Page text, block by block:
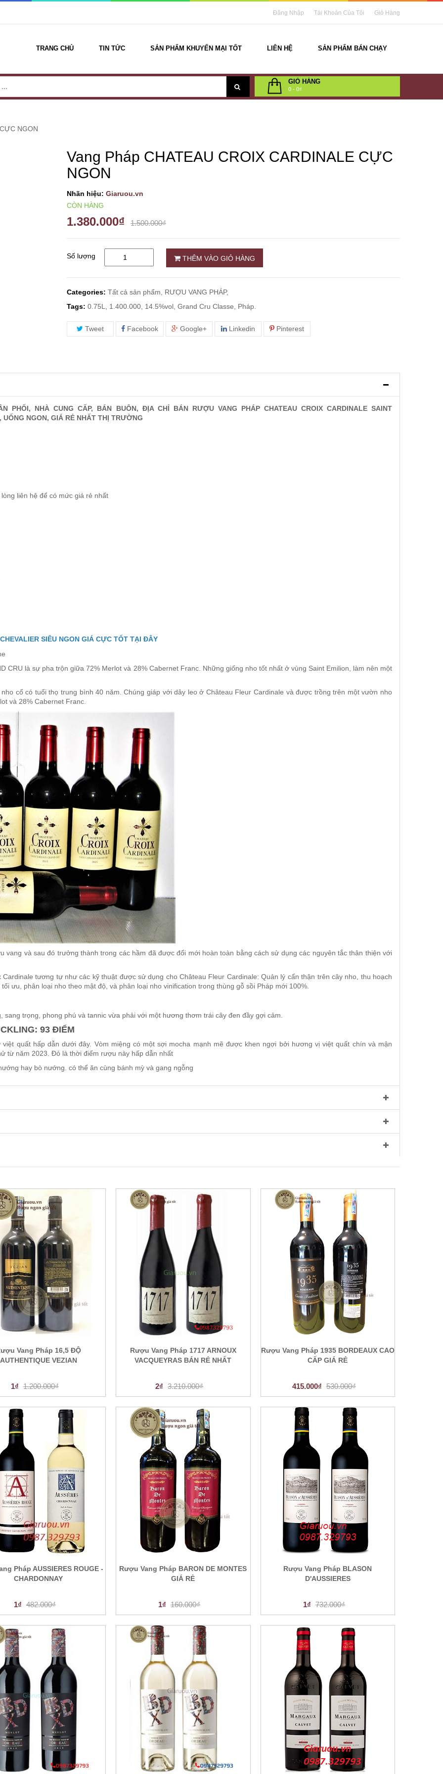
Đăng Nhập Tài Khoản Của Tôi Giỏ Hàng
TRANG CHỦ TIN TỨC SẢN PHẨM KHUYẾN MẠI TỐT LIÊN HỆ SẢN PHẨM BÁN CHẠY
GIỎ HÀNG
0 - 0₫
NGON
Vang Pháp CHATEAU CROIX CARDINALE CỰC
NGON
Nhãn hiệu: Giaruou.vn
CÒN HÀNG
1.380.000₫ 1.500.000₫
Số lượng THÊM VÀO GIỎ HÀNG
Categories: Tất cả sản phẩm,
RƯỢU VANG PHÁP,
Tags: 0.75L, 1.400.000, 14.5%vol, Grand Cru Classe, Pháp.
Tweet Facebook Google+ Linkedin Pinterest
PHỐI, NHÀ CUNG CẤP, BÁN BUÔN, ĐỊA CHỈ BÁN RƯỢU VANG PHÁP CHATEAU CROIX CARDINALE SAINT
NGON, GIÁ RẺ NHẤT THỊ TRƯỜNG
liên hệ để có mức giá rẻ nhất
SIÊU NGON GIÁ CỰC TỐT TẠI ĐÂY
CRU là sự pha trộn giữa 72% Merlot và 28% Cabernet Franc. Những giống nho tốt nhất ở vùng Saint Emilion, làm nên một
cổ có tuổi thọ trung bình 40 năm. Chúng giáp với dây leo ở Château Fleur Cardinale và được trồng trên một vườn nho
và 28% Cabernet Franc.
vang và sau đó trưởng thành trong các hầm đã được đổi mới hoàn toàn bằng cách sử dụng các nguyên tắc thân thiện với
tương tự như các kỹ thuật được sử dụng cho Château Fleur Cardinale: Quản lý cẩn thận trên cây nho, thu hoạch
ưu, phân loại nho theo mật độ, và phân loại nho vinification trong thùng gỗ sồi Pháp mới 100%.
trọng, phong phú và tannic vừa phải với một hương thơm trái cây đen đầy gợi cảm.
93 ĐIỂM
quất hấp dẫn dưới đây. Vòm miệng có một sợi mocha mạnh mẽ được khen ngợi bởi hương vị việt quất chín và mận
từ năm 2023. Đó là thời điểm rượu này hấp dẫn nhất
hay bò nướng. có thể ăn cùng bánh mỳ và gang ngỗng
Vang Pháp 16,5 ĐỘ
AUTHENTIQUE VEZIAN
1₫ 1.200.000₫
Rượu Vang Pháp 1717 ARNOUX
VACQUEYRAS BÁN RẺ NHẤT
2₫ 3.210.000₫
Rượu Vang Pháp 1935 BORDEAUX CAO
CẤP GIÁ RẺ
415.000₫ 530.000₫
Pháp AUSSIERES ROUGE -
CHARDONNAY
1₫ 482.000₫
Rượu Vang Pháp BARON DE MONTES
GIÁ RẺ
1₫ 160.000₫
Rượu Vang Pháp BLASON
D'AUSSIERES
1₫ 732.000₫